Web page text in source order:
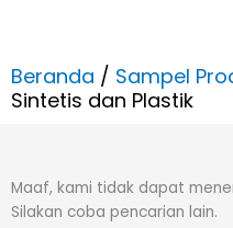
Beranda / Sampel
Sintetis dan Plastik
Maaf, kami tidak dapat
Silakan coba pencarian lain.